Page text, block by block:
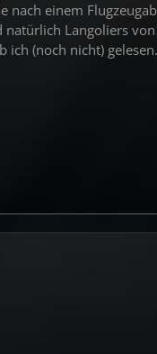
nach einem
Langoliers
ich (noch nicht) gelesen.